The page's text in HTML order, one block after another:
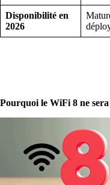
Disponibilité en
2026
Pourquoi le WiFi 8 ne